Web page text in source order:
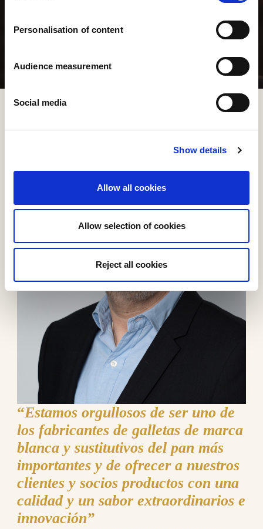
Personalisation of content
Audience measurement
Social media
Show details
Allow all cookies
Allow selection of cookies
Reject all cookies
“Estamos orgullosos de ser uno de
los fabricantes de galletas de marca
blanca y sustitutivos del pan más
importantes y de ofrecer a nuestros
clientes y socios productos con una
calidad y un sabor extraordinarios e
innovación”